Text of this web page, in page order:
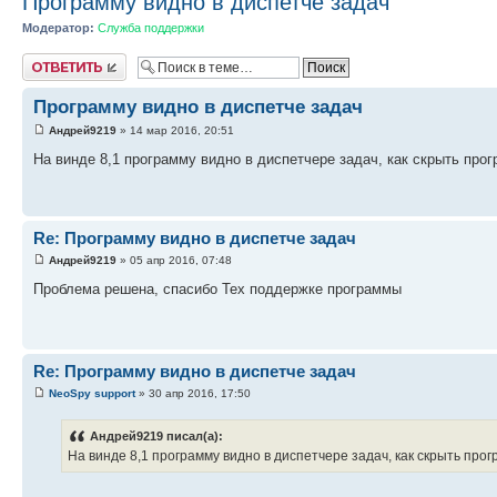
Модератор: Служба поддержки
Ответить
Программу видно в диспетче задач
Андрей9219 » 14 мар 2016, 20:51
На винде 8,1 программу видно в диспетчере задач, как скрыть
Re: Программу видно в диспетче задач
Андрей9219 » 05 апр 2016, 07:48
Проблема решена, спасибо Тех поддержке программы
Re: Программу видно в диспетче задач
NeoSpy support» 30 апр 2016, 17:50
Андрей9219 писал(а):
На винде 8,1 программу видно в диспетчере задач, как скрыть